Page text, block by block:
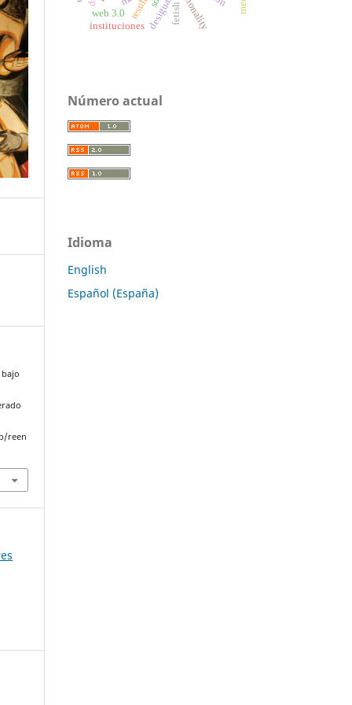
bajo
reen
instituciones
fetish
web 3.0
Número actual
Idioma
English
Español (España)